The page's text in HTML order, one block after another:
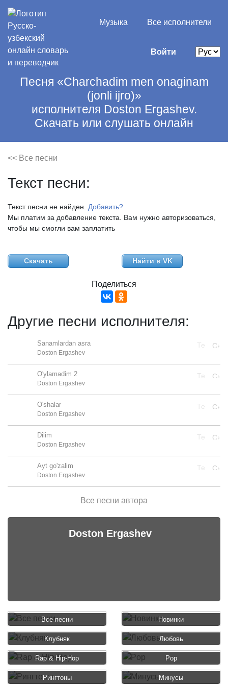
Музыка Все исполнители
Войти
Песня «Charchadim men onaginam
(jonli ijro)»
исполнителя Doston Ergashev.
Скачать или слушать онлайн
<< Все песни
Текст песни:
Текст песни не найден. Добавить?
Мы платим за добавление текста. Вам нужно авторизоваться,
чтобы мы смогли вам заплатить
Скачать Найти в VK
Поделиться
Другие песни исполнителя:
Sanamlardan asra
Doston Ergashev
O'ylamadim 2
Doston Ergashev
O'shalar
Doston Ergashev
Dilim
Doston Ergashev
Ayt go'zalim
Doston Ergashev
Все песни автора
Doston Ergashev
Все песни Новинки
Клубняк Любовь
Rap & Hip-Hop Pop
Рингтоны Минусы